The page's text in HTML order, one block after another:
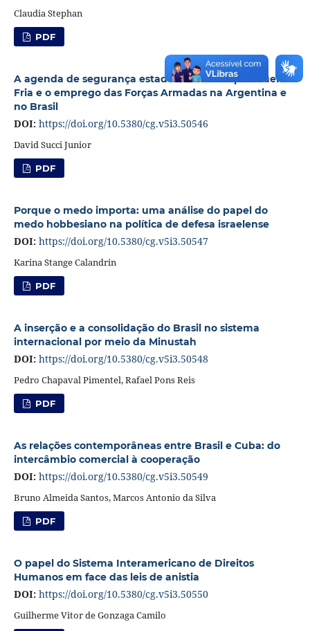
Claudia Stephan
PDF
A agenda de segurança estadunidense no pós-Guerra
Fria e o emprego das Forças Armadas na Argentina e
no Brasil
DOI: https://doi.org/10.5380/cg.v5i3.50546
David Succi Junior
PDF
Porque o medo importa: uma análise do papel do
medo hobbesiano na política de defesa israelense
DOI: https://doi.org/10.5380/cg.v5i3.50547
Karina Stange Calandrin
PDF
A inserção e a consolidação do Brasil no sistema
internacional por meio da Minustah
DOI: https://doi.org/10.5380/cg.v5i3.50548
Pedro Chapaval Pimentel, Rafael Pons Reis
PDF
As relações contemporâneas entre Brasil e Cuba: do
intercâmbio comercial à cooperação
DOI: https://doi.org/10.5380/cg.v5i3.50549
Bruno Almeida Santos, Marcos Antonio da Silva
PDF
O papel do Sistema Interamericano de Direitos
Humanos em face das leis de anistia
DOI: https://doi.org/10.5380/cg.v5i3.50550
Guilherme Vitor de Gonzaga Camilo